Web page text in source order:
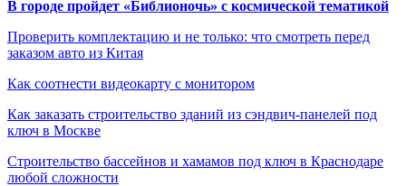
В городе пройдет «Библионочь» с космической тематикой
Проверить комплектацию и не только: что смотреть перед
заказом авто из Китая
Как соотнести видеокарту с монитором
Как заказать строительство зданий из сэндвич-панелей под
ключ в Москве
Строительство бассейнов и хамамов под ключ в Краснодаре
любой сложности